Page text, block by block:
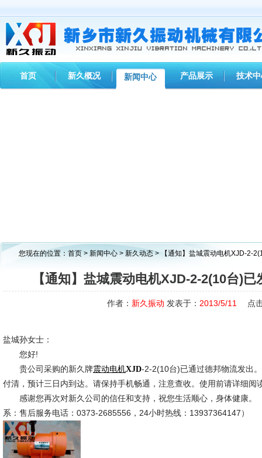
首页 新久概况 新闻中心 产品展示 技术
您现在的位置： 首页 > 新闻中心 > 新久动态 > 【通知】盐城震动电机XJD-2-
【通知】盐城震动电机XJD-2-2(10台)
作者： 新久振动 发表于： 2013/5/11 点
盐城孙女士：
您好!
贵公司采购的新久牌震动电机XJD-2-2(10台)已通过德邦物流发出
付清，预计三日内到达。请保持手机畅通，注意查收。使用前请详细阅
感谢您再次对新久公司的信任和支持，祝您生活顺心，身体健康。
系：售后服务电话：0373-2685556，24小时热线：13937364147）